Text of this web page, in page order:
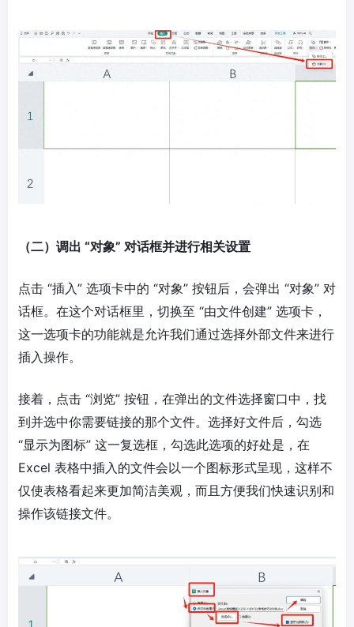
（二）调出 “对象” 对话框并进行相关设置
点击 “插入” 选项卡中的 “对象” 按钮后，会弹出 “对象” 对
话框。在这个对话框里，切换至 “由文件创建” 选项卡，
这一选项卡的功能就是允许我们通过选择外部文件来进行
插入操作。
接着，点击 “浏览” 按钮，在弹出的文件选择窗口中，找
到并选中你需要链接的那个文件。选择好文件后，勾选
“显示为图标” 这一复选框，勾选此选项的好处是，在
Excel 表格中插入的文件会以一个图标形式呈现，这样不
仅使表格看起来更加简洁美观，而且方便我们快速识别和
操作该链接文件。